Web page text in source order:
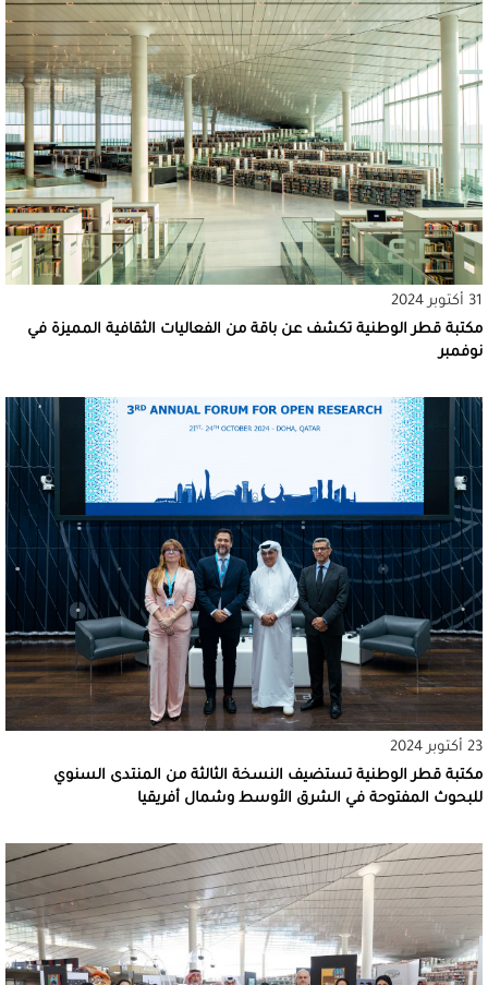
31 أكتوبر 2024
مكتبة قطر الوطنية تكشف عن باقة من الفعاليات الثقافية المميزة في
نوفمبر
23 أكتوبر 2024
مكتبة قطر الوطنية تستضيف النسخة الثالثة من المنتدى السنوي
للبحوث المفتوحة في الشرق الأوسط وشمال أفريقيا